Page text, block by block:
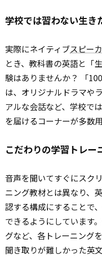
学校では習わない生き
実際にネイティブスピー
とき、教科書の英語と「
験はありませんか？ 「
は、オリジナルドラマや
アルな会話など、学校で
を届けるコーナーが多数
こだわりの学習トレー
音声を聞いてすぐにスク
ニング教材とは異なり、
認する構成にすることで
できるようにしています
グなど、各トレーニング
聞き取りが難しかった英